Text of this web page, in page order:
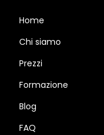
Home
Chi siamo
Prezzi
Formazione
Blog
FAQ